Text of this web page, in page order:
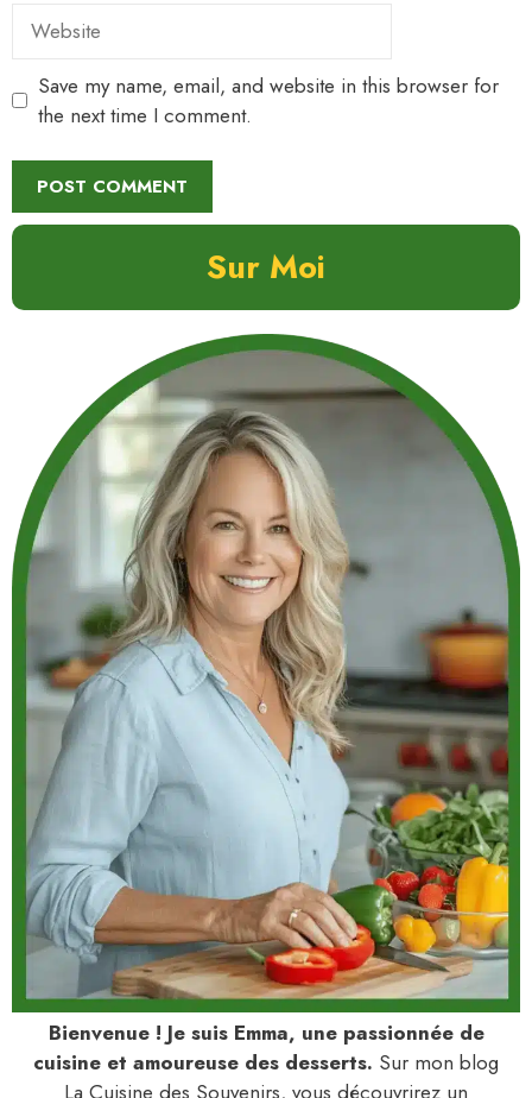
Website
Save my name, email, and website in this browser for
the next time I comment.
Sur Moi
Bienvenue ! Je suis Emma, une passionnée de
cuisine et amoureuse des desserts. Sur mon blog
La Cuisine des Souvenirs, vous découvrirez un